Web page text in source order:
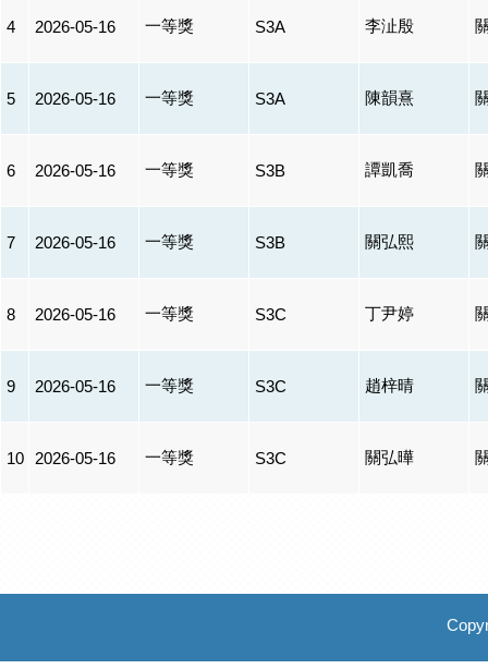
4 2026-05-16 一等獎 S3A 李沚殷
5 2026-05-16 一等獎 S3A 陳韻熹
6 2026-05-16 一等獎 S3B 譚凱喬
7 2026-05-16 一等獎 S3B 關弘熙
8 2026-05-16 一等獎 S3C 丁尹婷
9 2026-05-16 一等獎 S3C 趙梓晴
10 2026-05-16 一等獎 S3C 關弘曄